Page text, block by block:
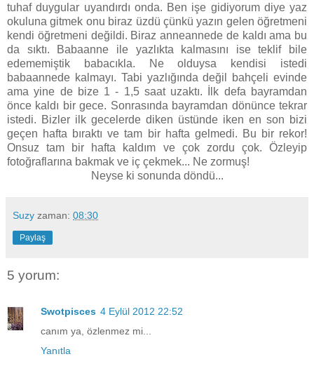
tuhaf duygular uyandırdı onda. Ben işe gidiyorum diye yaz
okuluna gitmek onu biraz üzdü çünkü yazın gelen öğretmeni
kendi öğretmeni değildi. Biraz anneannede de kaldı ama bu
da sıktı. Babaanne ile yazlıkta kalmasını ise teklif bile
edememiştik babacıkla. Ne olduysa kendisi istedi
babaannede kalmayı. Tabi yazlığında değil bahçeli evinde
ama yine de bize 1 - 1,5 saat uzaktı. İlk defa bayramdan
önce kaldı bir gece. Sonrasında bayramdan dönünce tekrar
istedi. Bizler ilk gecelerde diken üstünde iken en son bizi
geçen hafta bıraktı ve tam bir hafta gelmedi. Bu bir rekor!
Onsuz tam bir hafta kaldım ve çok zordu çok. Özleyip
fotoğraflarına bakmak ve iç çekmek... Ne zormuş!
Neyse ki sonunda döndü...
Suzy zaman: 08:30
Paylaş
5 yorum:
Swotpisces 4 Eylül 2012 22:52
canım ya, özlenmez mi...
Yanıtla